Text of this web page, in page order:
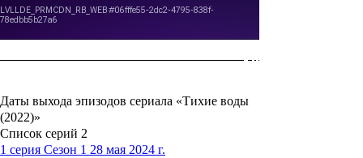
Даты выхода эпизодов сериала «Тихие воды
(2022)»
Список серий 2
1 серия Сезон 1 28 мая 2024 г.